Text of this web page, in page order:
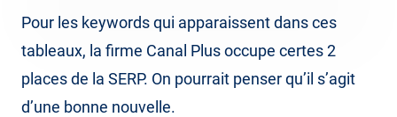
Pour les keywords qui apparaissent dans ces
tableaux, la firme Canal Plus occupe certes 2
places de la SERP. On pourrait penser qu’il s’agit
d’une bonne nouvelle.